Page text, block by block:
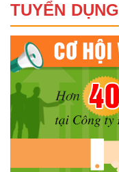
TUYỂN DỤNG